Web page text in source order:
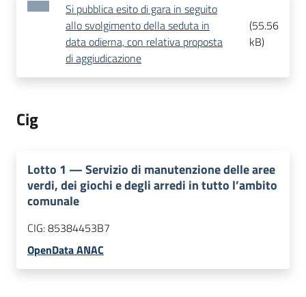
Si pubblica esito di gara in seguito
allo svolgimento della seduta in
data odierna, con relativa proposta
di aggiudicazione
(55.56
kB)
Cig
Lotto 1 —Servizio di manutenzione delle aree
verdi, dei giochi e degli arredi in tutto l’ambito
comunale
CIG:85384453B7
OpenData ANAC